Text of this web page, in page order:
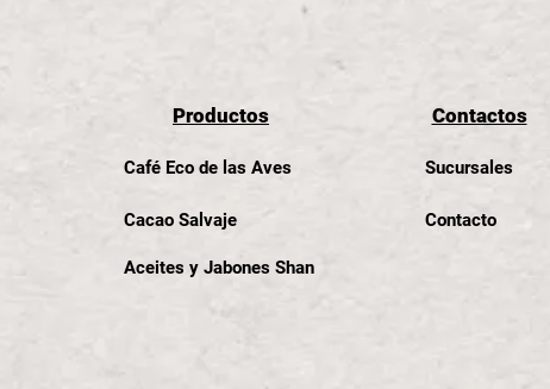
Productos
Café Eco de las Aves
Cacao Salvaje
Aceites y Jabones Shan
Contactos
Sucursales
Contacto